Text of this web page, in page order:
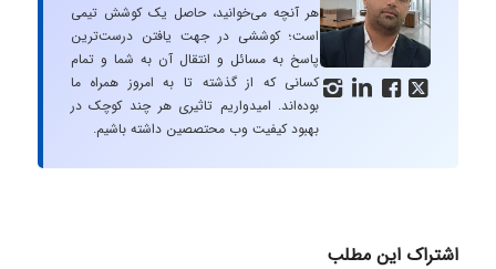
   
هر آنچه می‌خوانید، حاصل یک کوشش تیمی
است؛ کوششی در جهت یافتن درست‌ترین
پاسخ به مسائل و انتقال آن به شما و تمام
کسانی که از گذشته تا به امروز همراه ما
بوده‌اند. امیدواریم تاثیری هر چند کوچک در
بهبود کیفیت وب محتصصین داشته باشیم.
اشتراک این مطلب